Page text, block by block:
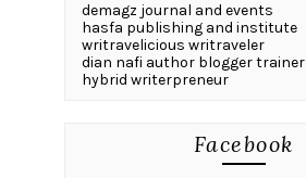
demagz journal and events
hasfa publishing and institute
writravelicious writraveler
dian nafi author blogger trainer
hybrid writerpreneur
Facebook